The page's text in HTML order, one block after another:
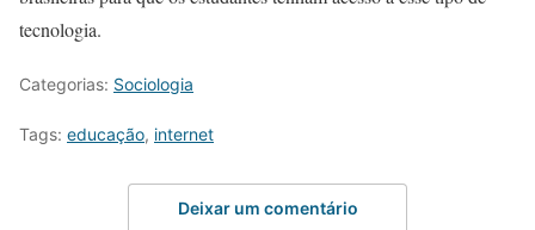
tecnologia.
Categorias: Sociologia
Tags: educação, internet
Deixar um comentário